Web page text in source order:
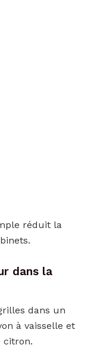
réduit la
dans la
dans un
à vaisselle et
citron.